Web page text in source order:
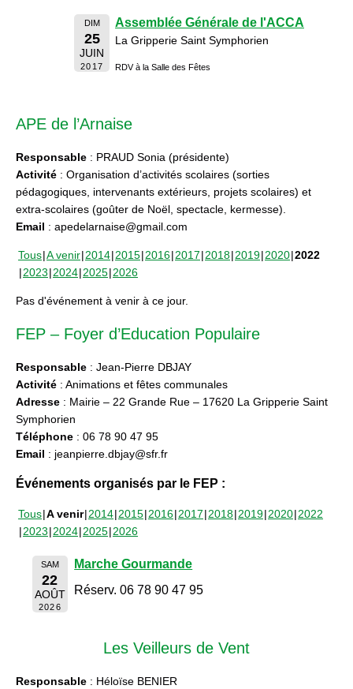
DIM
25
JUIN
2017
Assemblée Générale de l'ACCA
La Gripperie Saint Symphorien
RDV à la Salle des Fêtes
APE de l’Arnaise
Responsable : PRAUD Sonia (présidente)
Activité : Organisation d’activités scolaires (sorties
pédagogiques, intervenants extérieurs, projets scolaires) et
extra-scolaires (goûter de Noël, spectacle, kermesse).
Email : apedelarnaise@gmail.com
Tous A venir 2014 2015 2016 2017 2018 2019 2020 2022
2023 2024 2025 2026
Pas d'événement à venir à ce jour.
FEP – Foyer d’Education Populaire
Responsable : Jean-Pierre DBJAY
Activité : Animations et fêtes communales
Adresse : Mairie – 22 Grande Rue – 17620 La Gripperie Saint
Symphorien
Téléphone : 06 78 90 47 95
Email : jeanpierre.dbjay@sfr.fr
Événements organisés par le FEP :
Tous A venir 2014 2015 2016 2017 2018 2019 2020 2022
2023 2024 2025 2026
SAM
22
AOÛT
2026
Marche Gourmande
Réserv. 06 78 90 47 95
Les Veilleurs de Vent
Responsable : Héloïse BENIER